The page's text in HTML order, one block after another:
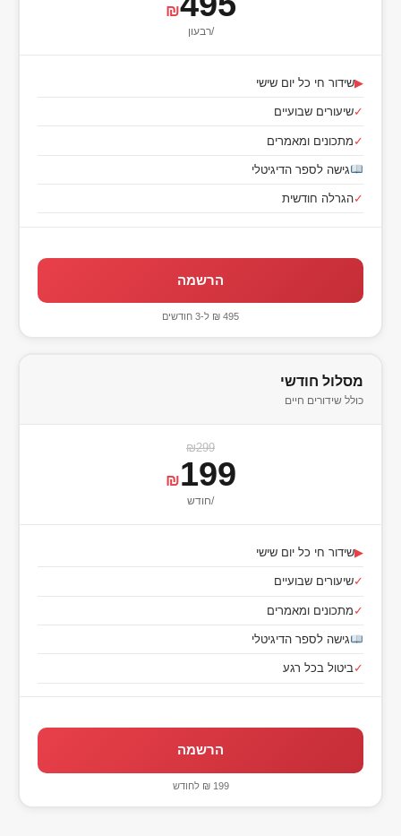
₪
/רבעון
▶שידור חי כל יום שישי
✓שיעורים שבועיים
✓ מתכונים ומאמרים
גישה לספר הדיגיטלי
✓הגרלה חודשית
הרשמה
495 ₪ ל-3 חודשים
מסלול חודשי
כולל שידורים חיים
₪299
₪199
/חודש
▶שידור חי כל יום שישי
✓שיעורים שבועיים
✓ מתכונים ומאמרים
גישה לספר הדיגיטלי
✓ביטול בכל רגע
הרשמה
199 ₪ לחודש